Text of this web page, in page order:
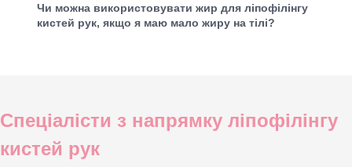
Чи можна використовувати жир для ліпофілінгу
кистей рук, якщо я маю мало жиру на тілі?
Спеціалісти з напрямку ліпофілінгу
кистей рук